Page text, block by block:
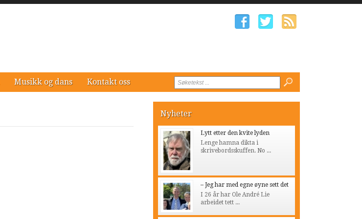
Musikk og dans Kontakt oss
Nyheter
Lytt etter den kvite lyden
Lenge hamna dikta i
skrivebordsskuffen. No ...
– Jeg har med egne øyne sett det
I 26 år har Ole André Lie
arbeidet tett ...